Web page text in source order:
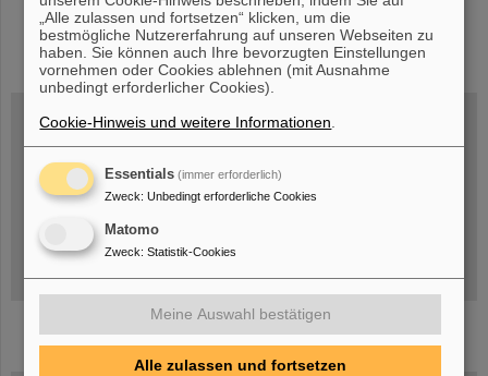
KaoSand TAPS at SIS/GSI
“Streamer Chamber” and “Plastic Ball” at BEVALAC/LBNL
Wissenschaftlicher Jahresbericht
Herunterladen der neuesten Ausgabe
Internationales Sommerstudenten -Programm
Stellenangebote
Doktor- und Diplom- arbeiten
Wissenschaftliche Sitzungen/Seminare bei GSI
„Alle zulassen und fortsetzen“ klicken, um die
bestmögliche Nutzererfahrung auf unseren Webseiten zu
haben. Sie können auch Ihre bevorzugten Einstellungen
vornehmen oder Cookies ablehnen (mit Ausnahme
unbedingt erforderlicher Cookies).
Cookie-Hinweis und weitere Informationen
Essentials (immer erforderlich)
Zweck: Unbedingt erforderliche Cookies
Matomo
Zweck: Statistik-Cookies
Meine Auswahl bestätigen
Alle zulassen und fortsetzen